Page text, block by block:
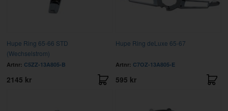
Hupe Ring 65-66 STD
(Wechselstrom)
Artnr: C5ZZ-13A805-B
2145 kr
Hupe Ring deLuxe 65-67
Artnr: C7OZ-13A805-E
595 kr